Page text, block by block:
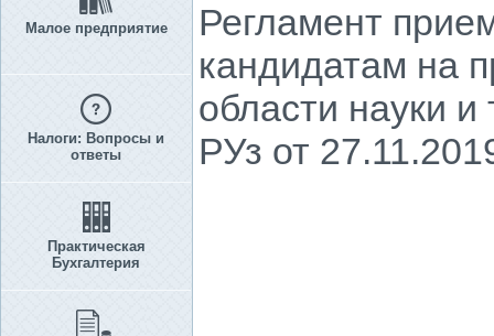
Малое предприятие
Налоги: Вопросы и
ответы
Практическая
Бухгалтерия
Регламент
кандидатам на
области науки
РУз от